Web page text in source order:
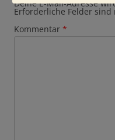
Deine E-Mail-Adresse
Erforderliche Felder sind
Kommentar *